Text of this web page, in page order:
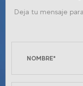
Deja tu mensaje